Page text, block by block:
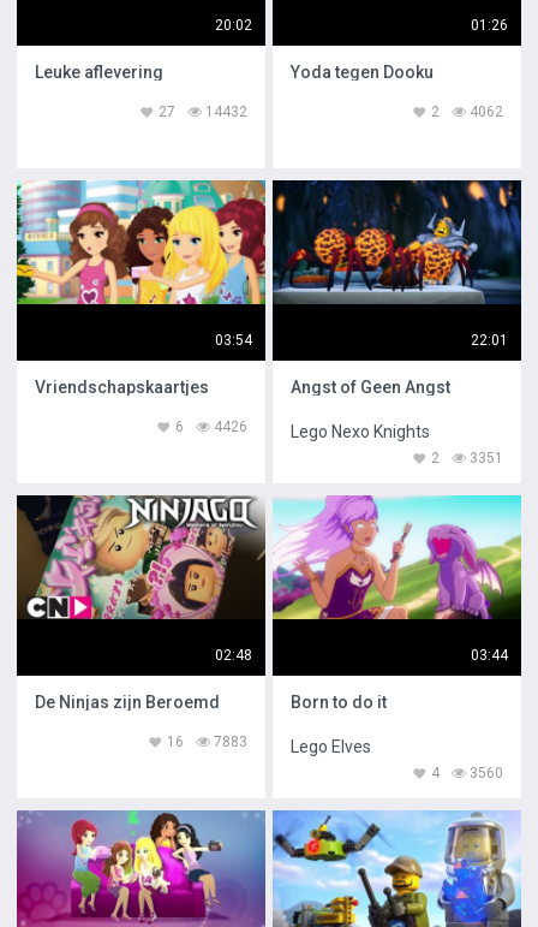
20:02
Leuke aflevering
14432
27
01:26
Yoda tegen Dooku
4062
2
03:54
Vriendschapskaartjes
4426
6
22:01
Angst of Geen Angst
Lego Nexo Knights
3351
2
02:48
De Ninjas zijn Beroemd
7883
16
03:44
Born to do it
Lego Elves
3560
4